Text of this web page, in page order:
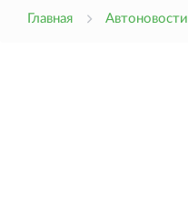
Главная Автоновости